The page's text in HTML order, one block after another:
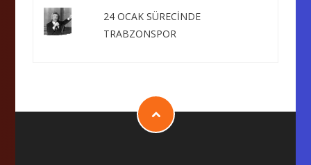
24 OCAK SÜRECİNDE
TRABZONSPOR